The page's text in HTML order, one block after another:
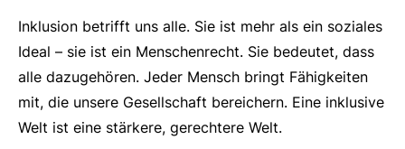
Inklusion betrifft uns alle. Sie ist mehr als ein soziales
Ideal – sie ist ein Menschenrecht. Sie bedeutet, dass
alle dazugehören. Jeder Mensch bringt Fähigkeiten
mit, die unsere Gesellschaft bereichern. Eine inklusive
Welt ist eine stärkere, gerechtere Welt.